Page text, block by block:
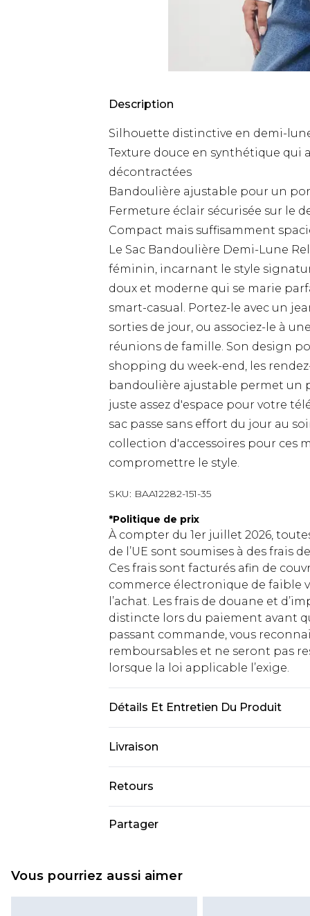
Description
Silhouette distinctive en demi-
Texture douce en synthétique qui
décontractées
Bandoulière ajustable pour un
Fermeture éclair sécurisée sur le
Compact mais suffisamment
Le Sac Bandoulière Demi-Lune
féminin, incarnant le style
doux et moderne qui se marie
smart-casual. Portez-le avec un
sorties de jour, ou associez-le à
réunions de famille. Son design
shopping du week-end, les
bandoulière ajustable permet un
juste assez d'espace pour votre
sac passe sans effort du jour au
collection d'accessoires pour ces
compromettre le style.
SKU: BAA12282-151-35
*Politique de prix
À compter du 1er juillet 2026,
de l’UE sont soumises à des frais
Ces frais sont facturés afin de
commerce électronique de faible
l’achat. Les frais de douane et
distincte lors du paiement avant
passant commande, vous
remboursables et ne seront pas
lorsque la loi applicable l’exige.
Détails Et Entretien Du Produit
Livraison
Livraison standard France
Livraison express France
Evri Parcel Shop
Retours
nous retourner un article.
demandée.
Partager
Vous pourriez aussi aimer